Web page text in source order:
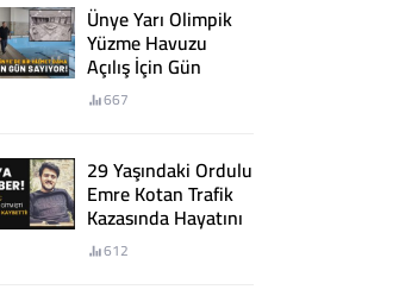
Ünye Yarı Olimpik
Yüzme Havuzu
Açılış İçin Gün
Sayıyor
667
29 Yaşındaki Ordulu
Emre Kotan Trafik
Kazasında Hayatını
Kaybetti
612